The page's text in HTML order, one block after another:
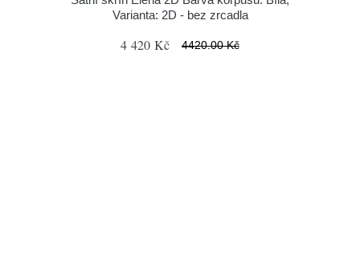
Varianta: 2D - bez zrcadla
4 420 Kč 4420.00 Kč